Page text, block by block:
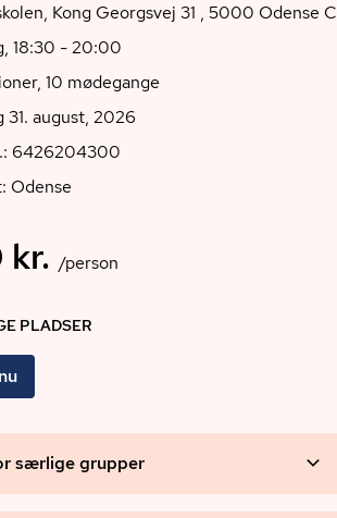
Åløkkeskolen, Kong Georgsvej 31 , 5000 Odense C
18:30 - 20:00
10 mødegange
31. august, 2026
6426204300
Odense
kr. /person
PLADSER
særlige grupper